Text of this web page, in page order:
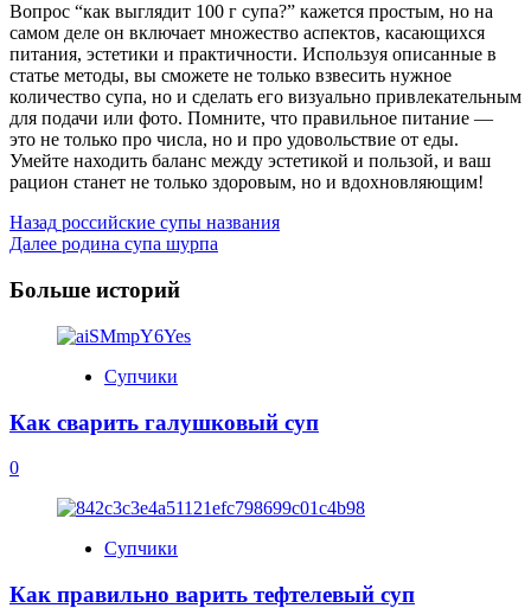
Вопрос “как выглядит 100 г супа?” кажется простым, но на
самом деле он включает множество аспектов, касающихся
питания, эстетики и практичности. Используя описанные в
статье методы, вы сможете не только взвесить нужное
количество супа, но и сделать его визуально привлекательным
для подачи или фото. Помните, что правильное питание —
это не только про числа, но и про удовольствие от еды.
Умейте находить баланс между эстетикой и пользой, и ваш
рацион станет не только здоровым, но и вдохновляющим!
Post
Navigation
Назад российские супы названия
Далее родина супа шурпа
Больше историй
Супчики
Как сварить галушковый суп
0
Супчики
Как правильно варить тефтелевый суп